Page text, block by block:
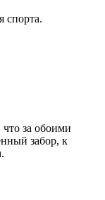
спорта.
за обоими
забор, к